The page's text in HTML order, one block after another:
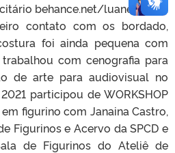
behance.net/luanebulosa
contato com os bordado,
foi ainda pequena com
com cenografia para
de arte para audiovisual no
participou de WORKSHOP
figurino com Janaina Castro,
Figurinos e Acervo da SPCD e
de Figurinos do Ateliê de